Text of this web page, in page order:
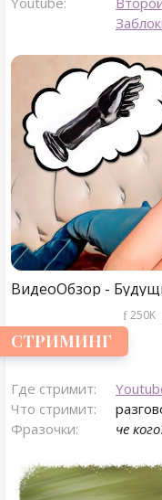
250K
СТРИМИНГ
Где стримит:
Что стримит:
Фразочки:
че